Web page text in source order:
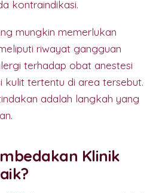
kontraindikasi.
mungkin memerlukan
riwayat gangguan
terhadap obat anestesi
kulit tertentu di area tersebut.
adalah langkah yang
Klinik